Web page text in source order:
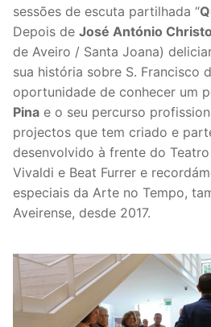
sessões de escuta partilhada “
Depois de José António Christo
de Aveiro / Santa Joana)
sua história sobre S. Francisco
oportunidade de conhecer um
Pina e o seu percurso
projectos que tem criado e
desenvolvido à frente do
Vivaldi e Beat Furrer e
especiais da Arte no Tempo,
Aveirense, desde 2017.